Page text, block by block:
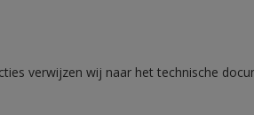
verwijzen wij naar het technische